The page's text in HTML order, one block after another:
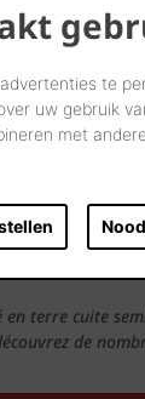
te
uw gebruik
met
de
en terre cuite
de